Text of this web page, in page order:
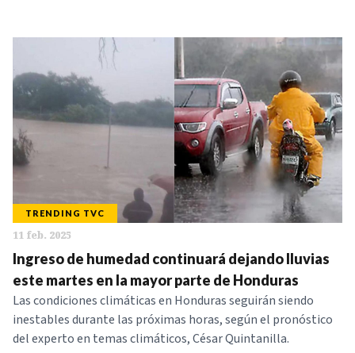
TRENDING TVC
11 feb. 2025
Ingreso de humedad continuará dejando lluvias
este martes en la mayor parte de Honduras
Las condiciones climáticas en Honduras seguirán siendo
inestables durante las próximas horas, según el pronóstico
del experto en temas climáticos, César Quintanilla.